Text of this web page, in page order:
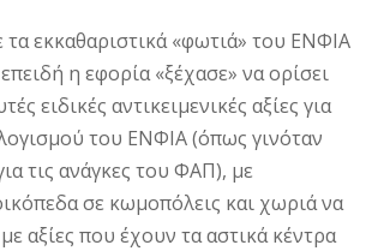
εκκαθαριστικά «φωτιά» του ΕΝΦΙΑ
η εφορία «ξέχασε» να ορίσει
ειδικές αντικειμενικές αξίες για
του ΕΝΦΙΑ (όπως γινόταν
τις ανάγκες του ΦΑΠ), με
σε κωμοπόλεις και χωριά να
αξίες που έχουν τα αστικά κέντρα